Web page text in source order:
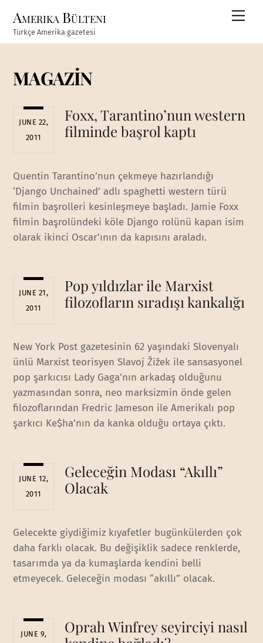
content
Amerika Bülteni
Türkçe Amerika gazetesi
MAGAZİN
JUNE 22,
2011
Foxx, Tarantino’nun western
filminde başrol kaptı
Quentin Tarantino’nun çekmeye hazırlandığı
‘Django Unchained’ adlı spaghetti western türü
filmin başrolleri kesinleşmeye başladı. Jamie Foxx
filmin başrolündeki köle Django rolünü kapan isim
olarak ikinci Oscar’ının da kapısını araladı.
JUNE 21,
2011
Pop yıldızlar ile Marxist
filozofların sıradışı kankalığı
New York Post gazetesinin 62 yaşındaki Slovenyalı
ünlü Marxist teorisyen Slavoj Žižek ile sansasyonel
pop şarkıcısı Lady Gaga’nın arkadaş olduğunu
yazmasından sonra, neo marksizmin önde gelen
filozoflarından Fredric Jameson ile Amerikalı pop
şarkıcı Ke$ha’nın da kanka olduğu ortaya çıktı.
JUNE 12,
2011
Geleceğin Modası “Akıllı”
Olacak
Gelecekte giydiğimiz kıyafetler bugünkülerden çok
daha farklı olacak. Bu değişiklik sadece renklerde,
tasarımda ya da kumaşlarda kendini belli
etmeyecek. Geleceğin modası “akıllı” olacak.
JUNE 9,
Oprah Winfrey seyirciyi nasıl